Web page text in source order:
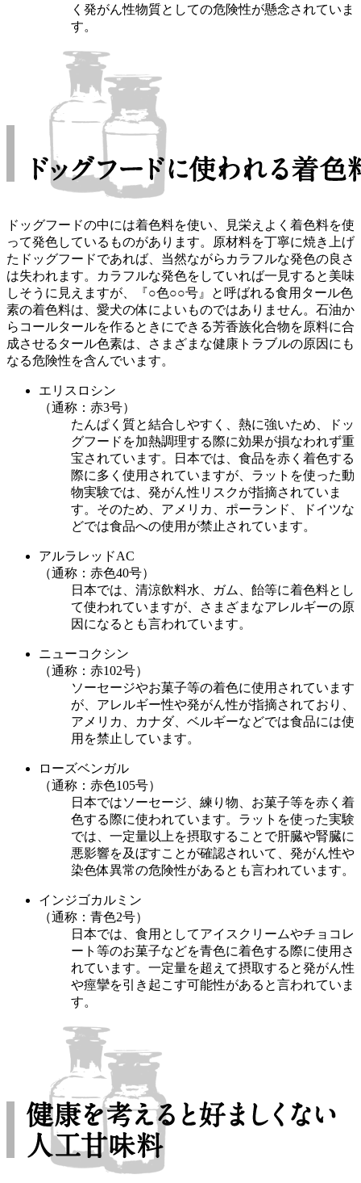
く発がん性物質としての危険性が懸念されていま
す。
ドッグフードの中には着色料を使い、見栄えよく着色料を使
って発色しているものがあります。原材料を丁寧に焼き上げ
たドッグフードであれば、当然ながらカラフルな発色の良さ
は失われます。カラフルな発色をしていれば一見すると美味
しそうに見えますが、『○色○○号』と呼ばれる食用タール色
素の着色料は、愛犬の体によいものではありません。石油か
らコールタールを作るときにできる芳香族化合物を原料に合
成させるタール色素は、さまざまな健康トラブルの原因にも
なる危険性を含んでいます。
エリスロシン
（通称：赤3号）
たんぱく質と結合しやすく、熱に強いため、ドッ
グフードを加熱調理する際に効果が損なわれず重
宝されています。日本では、食品を赤く着色する
際に多く使用されていますが、ラットを使った動
物実験では、発がん性リスクが指摘されていま
す。そのため、アメリカ、ポーランド、ドイツな
どでは食品への使用が禁止されています。
アルラレッドAC
（通称：赤色40号）
日本では、清涼飲料水、ガム、飴等に着色料とし
て使われていますが、さまざまなアレルギーの原
因になるとも言われています。
ニューコクシン
（通称：赤102号）
ソーセージやお菓子等の着色に使用されています
が、アレルギー性や発がん性が指摘されており、
アメリカ、カナダ、ベルギーなどでは食品には使
用を禁止しています。
ローズベンガル
（通称：赤色105号）
日本ではソーセージ、練り物、お菓子等を赤く着
色する際に使われています。ラットを使った実験
では、一定量以上を摂取することで肝臓や腎臓に
悪影響を及ぼすことが確認されいて、発がん性や
染色体異常の危険性があるとも言われています。
インジゴカルミン
（通称：青色2号）
日本では、食用としてアイスクリームやチョコレ
ート等のお菓子などを青色に着色する際に使用さ
れています。一定量を超えて摂取すると発がん性
や痙攣を引き起こす可能性があると言われていま
す。